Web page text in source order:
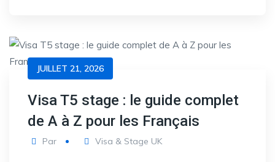
JUILLET 21, 2026
Visa T5 stage : le guide complet
de A à Z pour les Français
Par Visa & Stage UK